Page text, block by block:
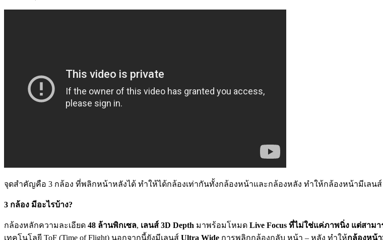
จุดสำคัญคือ 3 กล้อง ที่พลิกหน้าหลังได้ ทำให้ได้กล้องเท่ากันทั้งกล้องหน้าและกล้องหลัง ทำให้กล้องหน้ามีเลน
3 กล้อง มีอะไรบ้าง?
กล้องหลักความละเอียด 48 ล้านพิกเซล, เลนส์ 3D Depth มาพร้อมโหมด Live Focus ที่ไม่ใช่แค่ภาพนิ่ง แต่สามา
เทคโนโลยี ToF (Time of Flight) นอกจากนี้ยังมีเลนส์ Ultra Wide การพลิกกล้องกลับ หน้า – หลัง ทำให้กล้องหน้